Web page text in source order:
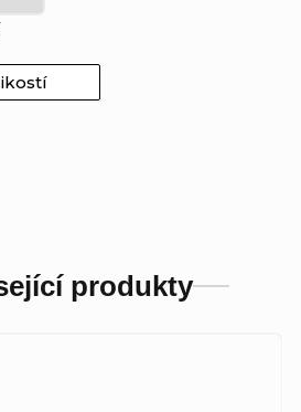
produkty